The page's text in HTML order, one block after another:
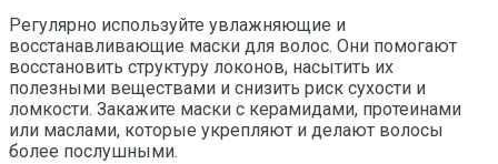
Регулярно используйте увлажняющие и
восстанавливающие маски для волос. Они помогают
восстановить структуру локонов, насытить их
полезными веществами и снизить риск сухости и
ломкости. Закажите маски с керамидами, протеинами
или маслами, которые укрепляют и делают волосы
более послушными.